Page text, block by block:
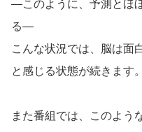
―このように、予測とほ
る―
こんな状況では、脳は面
と感じる状態が続きます。
また番組では、このよう